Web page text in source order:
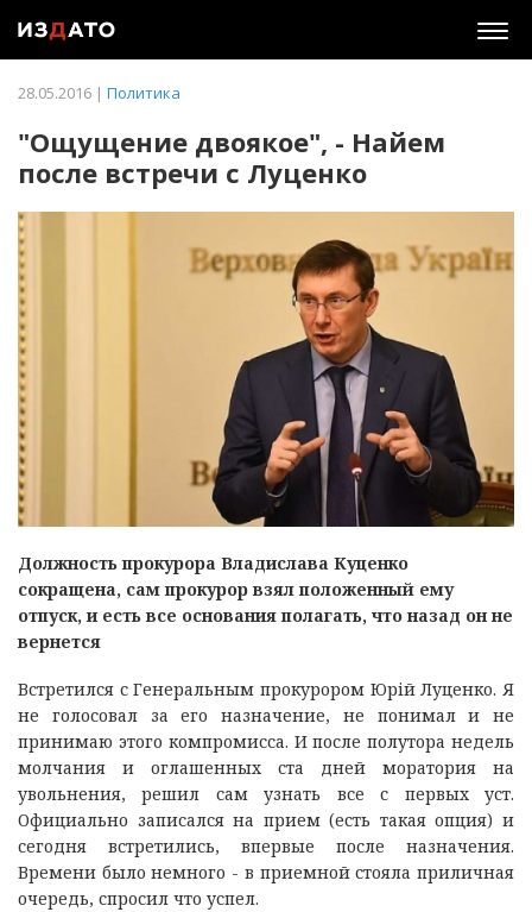
28.05.2016 | Политика
"Ощущение двоякое", - Найем
после встречи с Луценко
Должность прокурора Владислава Куценко
сокращена, сам прокурор взял положенный ему
отпуск, и есть все основания полагать, что назад он не
вернется
Встретился с Генеральным прокурором Юрій Луценко. Я
не голосовал за его назначение, не понимал и не
принимаю этого компромисса. И после полутора недель
молчания и оглашенных ста дней моратория на
увольнения, решил сам узнать все с первых уст.
Официально записался на прием (есть такая опция) и
сегодня встретились, впервые после назначения.
Времени было немного - в приемной стояла приличная
очередь, спросил что успел.